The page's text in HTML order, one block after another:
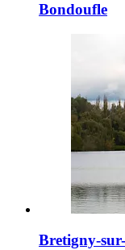
Bondoufle
Bretigny-